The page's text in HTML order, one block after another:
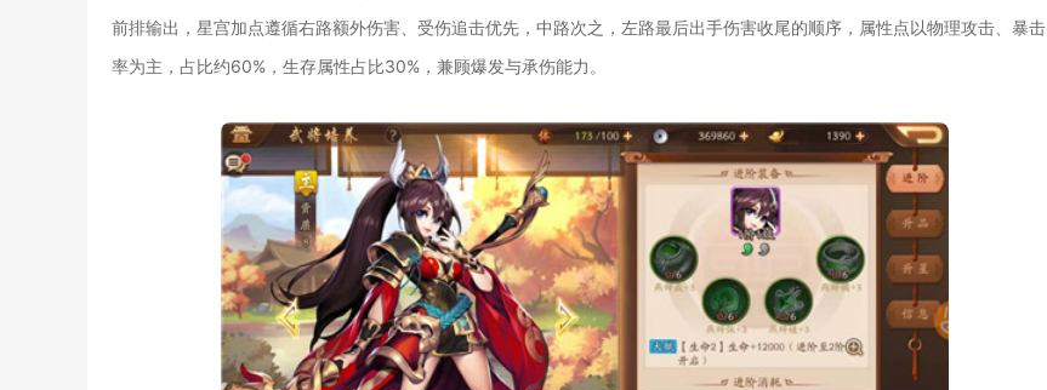
前排输出，星宫加点遵循右路额外伤害、受伤追击优先，中路次之，左路最后出手伤害收尾的顺序，属性点以物理攻击、暴击
率为主，占比约60%，生存属性占比30%，兼顾爆发与承伤能力。